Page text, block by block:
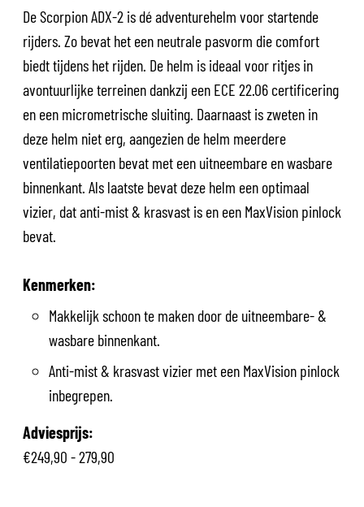
De Scorpion ADX-2 is dé adventurehelm voor startende
rijders. Zo bevat het een neutrale pasvorm die comfort
biedt tijdens het rijden. De helm is ideaal voor ritjes in
avontuurlijke terreinen dankzij een ECE 22.06 certificering
en een micrometrische sluiting. Daarnaast is zweten in
deze helm niet erg, aangezien de helm meerdere
ventilatiepoorten bevat met een uitneembare en wasbare
binnenkant. Als laatste bevat deze helm een optimaal
vizier, dat anti-mist & krasvast is en een MaxVision pinlock
bevat.
Kenmerken:
Makkelijk schoon te maken door de uitneembare- &
wasbare binnenkant.
Anti-mist & krasvast vizier met een MaxVision pinlock
inbegrepen.
Adviesprijs:
€249,90 - 279,90